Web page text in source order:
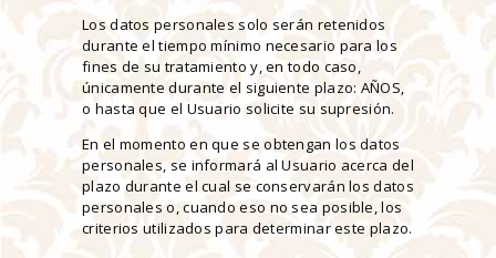
Los datos personales solo serán retenidos
durante el tiempo mínimo necesario para los
fines de su tratamiento y, en todo caso,
únicamente durante el siguiente plazo: AÑOS,
o hasta que el Usuario solicite su supresión.
En el momento en que se obtengan los datos
personales, se informará al Usuario acerca del
plazo durante el cual se conservarán los datos
personales o, cuando eso no sea posible, los
criterios utilizados para determinar este plazo.